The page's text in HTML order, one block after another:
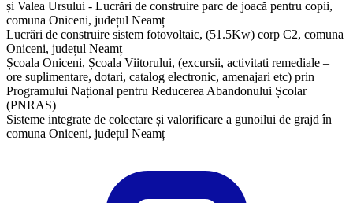
și Valea Ursului - Lucrări de construire parc de joacă pentru copii,
comuna Oniceni, județul Neamț
Lucrări de construire sistem fotovoltaic, (51.5Kw) corp C2, comuna
Oniceni, județul Neamț
Școala Oniceni, Școala Viitorului, (excursii, activitati remediale –
ore suplimentare, dotari, catalog electronic, amenajari etc) prin
Programului Național pentru Reducerea Abandonului Școlar
(PNRAS)
Sisteme integrate de colectare și valorificare a gunoilui de grajd în
comuna Oniceni, județul Neamț